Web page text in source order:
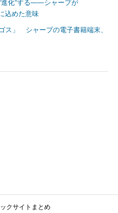
進化”する――シャープが
込めた意味
ス」 シャープの電子書籍端末、
クサイトまとめ